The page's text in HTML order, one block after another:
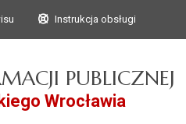
głównego
do treściInstrukcja obsługi
PUBLICZNEJ
Wrocławia